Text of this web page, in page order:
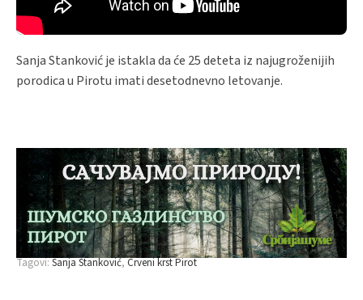
Sanja Stanković je istakla da će 25 deteta iz najugroženijih
porodica u Pirotu imati desetodnevno letovanje.
Tagovi:Sanja Stanković Crveni krst Pirot